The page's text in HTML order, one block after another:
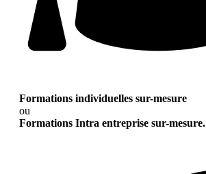
Formations individuelles sur-mesure
ou
Formations Intra entreprise sur-mesure.